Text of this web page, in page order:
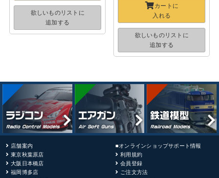
欲しいものリストに
追加する
カートに
入れる
欲しいものリストに
追加する
店舗案内
東京秋葉原店
大阪日本橋店
福岡博多店
■オンラインショップサポート情報
利用規約
会員登録
ご注文方法